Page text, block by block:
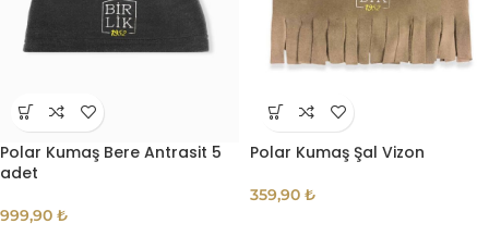
Polar Kumaş Bere Antrasit 5
adet
999,90 ₺
Polar Kumaş Şal Vizon
359,90 ₺